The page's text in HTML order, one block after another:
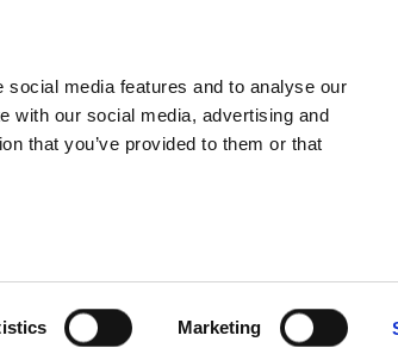
media features and to analyse our
with our social media, advertising and
that you’ve provided to them or that
Marketing